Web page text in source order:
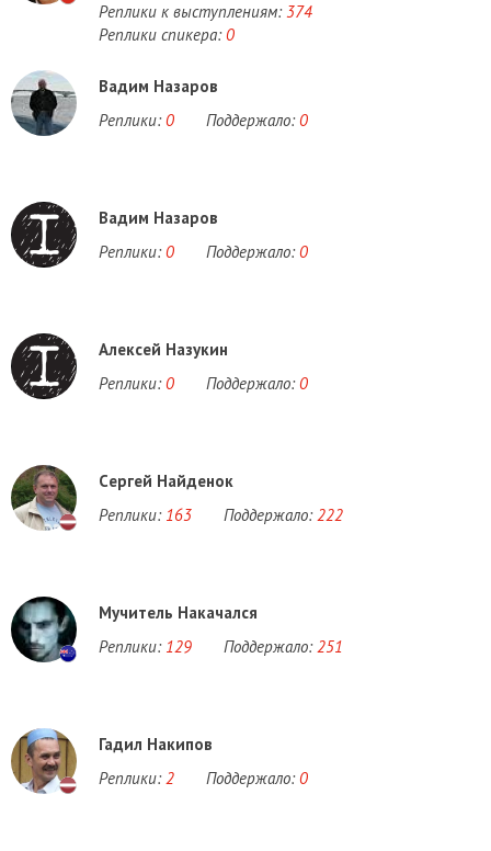
Реплики к выступлениям: 374
Реплики спикера: 0
Вадим Назаров
Реплики: 0 Поддержало: 0
Вадим Назаров
Реплики: 0 Поддержало: 0
Алексей Назукин
Реплики: 0 Поддержало: 0
Cергей Найденок
Реплики: 163 Поддержало: 222
Мучитель Накачался
Реплики: 129 Поддержало: 251
Гадил Накипов
Реплики: 2 Поддержало: 0